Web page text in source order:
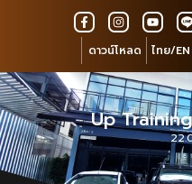
ดาวน์โหลด ไทย/EN
Up